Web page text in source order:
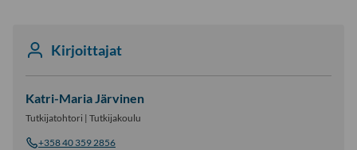
Kirjoittajat
Katri-Maria Järvinen
Tutkijatohtori | Tutkijakoulu
+358 40 359 2856